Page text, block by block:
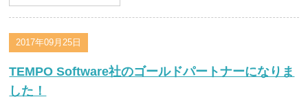
2017年09月25日
TEMPO Software社のゴールドパートナーになりま
した！